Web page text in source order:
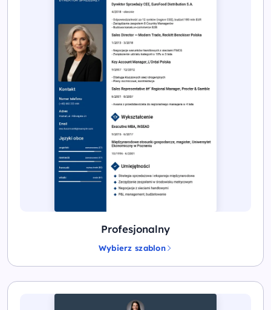
Profesjonalny
Wybierz szablon